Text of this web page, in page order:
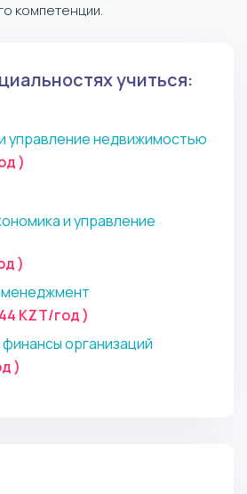
компетенции.
учиться:
управление недвижимостью
)
и управление
)
KZT/год )
организаций
)